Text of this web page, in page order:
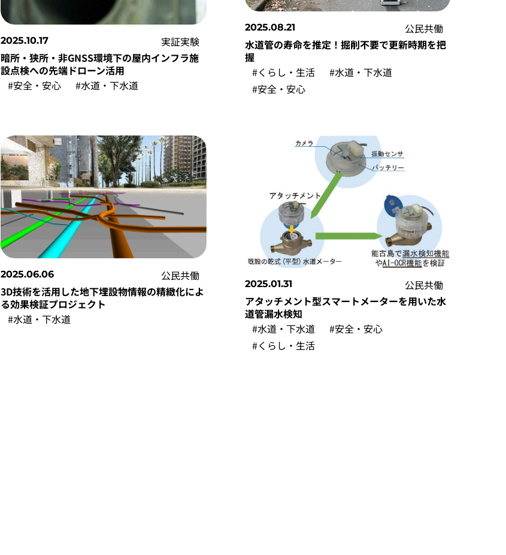
2025.10.17
実証実験
暗所・狭所・非GNSS環境下の屋内インフラ施
設点検への先端ドローン活用
#安全・安心
#水道・下水道
2025.08.21
公民共働
水道管の寿命を推定！掘削不要で更新時期を把
握
#くらし・生活
#水道・下水道
#安全・安心
2025.06.06
公民共働
3D技術を活用した地下埋設物情報の精緻化によ
る効果検証プロジェクト
#水道・下水道
2025.01.31
公民共働
アタッチメント型スマートメーターを用いた水
道管漏水検知
#水道・下水道
#安全・安心
#くらし・生活